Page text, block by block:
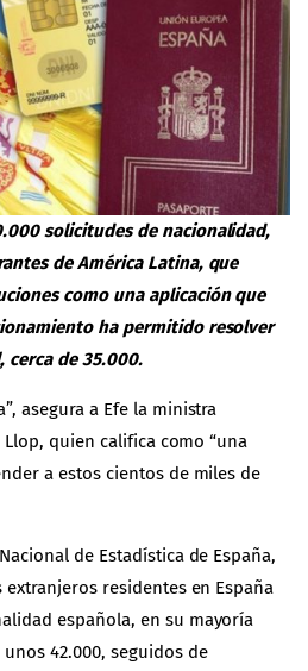
solicitudes de nacionalidad,
de América Latina, que
como una aplicación que
ha permitido resolver
de 35.000.
asegura a Efe la ministra
quien califica como “una
a estos cientos de miles de
de Estadística de España,
extranjeros residentes en España
española, en su mayoría
42.000, seguidos de